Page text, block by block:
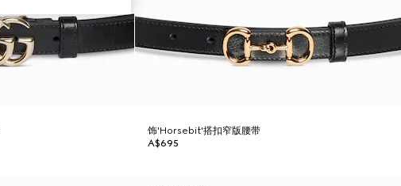
饰'Horsebit'搭扣窄版腰带
A$695